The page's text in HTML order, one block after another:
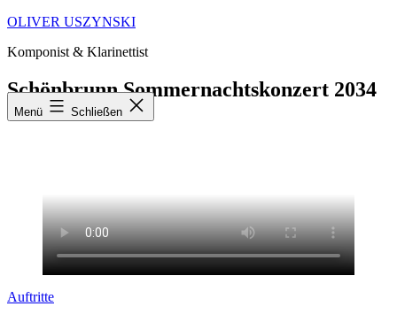
Zum
springen
OLIVER USZYNSKI
Komponist & Klarinettist
Menü Schließen
Schönbrunn Sommernachtskonzert 2034
Kategorisiert
Auftritte